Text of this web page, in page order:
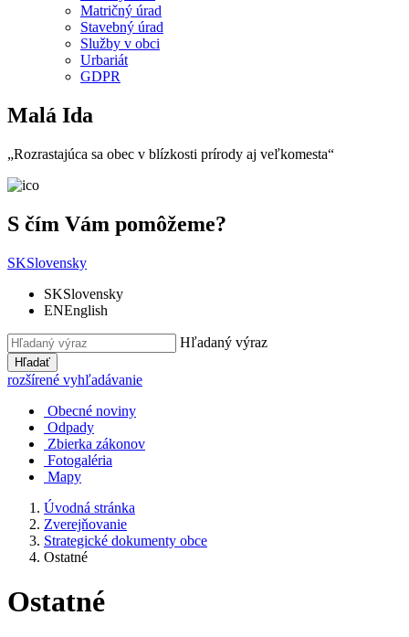
Matričný úrad
Stavebný úrad
Služby v obci
Urbariát
GDPR
Malá Ida
„Rozrastajúca sa obec v blízkosti prírody aj veľkomesta“
S čím Vám pomôžeme?
SKSlovensky
SKSlovensky
ENEnglish
Hľadaný výraz
Hľadať
rozšírené vyhľadávanie
Obecné noviny
Odpady
Zbierka zákonov
Fotogaléria
Mapy
Úvodná stránka
Zverejňovanie
Strategické dokumenty obce
Ostatné
Ostatné